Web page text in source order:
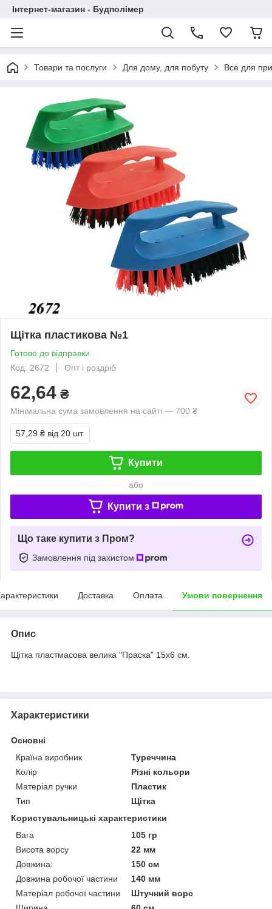
Інтернет-магазин - Будполімер
Товари та послуги Для дому, для побуту Все для
Щітка пластикова №1
Готово до відправки
Код: 2672
Опт і роздріб
62,64 ₴
Мінімальна сума замовлення на сайті — 700 ₴
57,29 ₴ від 20 шт.
Купити
або
Купити з
Що таке купити з Пром?
Замовлення під захистом
Доставка Оплата Умови повернення
Опис
Щітка пластмасова велика "Праска" 15х6 см.
Характеристики
Основні
Країна виробник
Туреччина
Колір
Різні кольори
Матеріал ручки
Пластик
Тип
Щітка
Користувальницькі характеристики
Вага
105 гр
Висота ворсу
22 мм
Довжина:
150 см
Довжина робочої частини
140 мм
Матеріал робочої частини
Штучний ворс